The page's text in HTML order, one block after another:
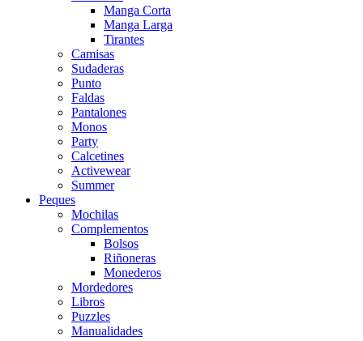
Manga Corta
Manga Larga
Tirantes
Camisas
Sudaderas
Punto
Faldas
Pantalones
Monos
Party
Calcetines
Activewear
Summer
Peques
Mochilas
Complementos
Bolsos
Riñoneras
Monederos
Mordedores
Libros
Puzzles
Manualidades